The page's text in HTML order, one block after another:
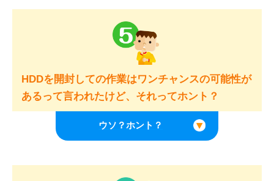
HDDを開封しての作業はワンチャンスの可能性が
あるって言われたけど、それってホント？